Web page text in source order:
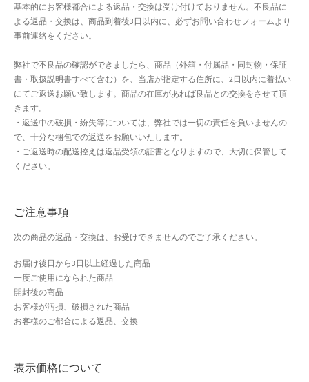
カート
クイック注文フォーム
クリスマス特集
サマーセール
セール
テスト 「テーブル
ハロウィン特集
基本的にお客様都合による返品・交換は受け付けておりません。不良品に
よる返品・交換は、商品到着後3日以内に、必ずお問い合わせフォームより
事前連絡をください。
弊社で不良品の確認ができましたら、商品（外箱・付属品・同封物・保証
書・取扱説明書すべて含む）を、当店が指定する住所に、2日以内に着払い
にてご返送お願い致します。商品の在庫があれば良品との交換をさせて頂
きます。
・返送中の破損・紛失等については、弊社では一切の責任を負いませんの
で、十分な梱包での返送をお願いいたします。
・ご返送時の配送控えは返品受領の証書となりますので、大切に保管して
ください。
ご注意事項
次の商品の返品・交換は、お受けできませんのでご了承ください。
お届け後日から3日以上経過した商品
一度ご使用になられた商品
開封後の商品
お客様が汚損、破損された商品
お客様のご都合による返品、交換
表示価格について